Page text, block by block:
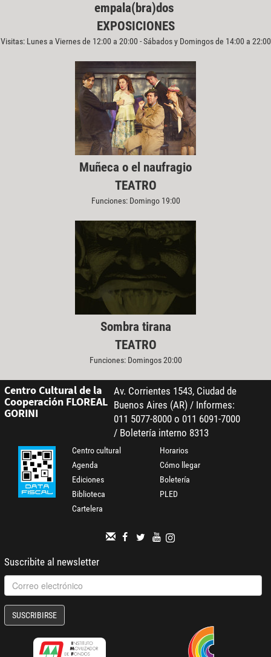
empala(bra)dos
EXPOSICIONES
Visitas: Lunes a Viernes de 12:00 a 20:00 - Sábados y Domingos de 14:00 a 22:00
Muñeca o el naufragio
TEATRO
Funciones: Domingo 19:00
Sombra tirana
TEATRO
Funciones: Domingos 20:00
Centro Cultural de la
Cooperación FLOREAL
GORINI
Av. Corrientes 1543, Ciudad de
Buenos Aires (AR) / Informes:
011 5077-8000 o 011 6091-7000
/ Boletería interno 8313
Centro cultural
Agenda
Ediciones
Biblioteca
Cartelera
Horarios
Cómo llegar
Boletería
PLED
Suscribite al newsletter
SUSCRIBIRSE